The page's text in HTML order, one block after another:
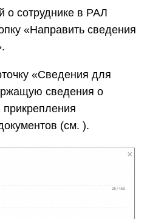
о сотруднике в РАЛ
«Направить сведения
«Сведения для
сведения о
(см. ).